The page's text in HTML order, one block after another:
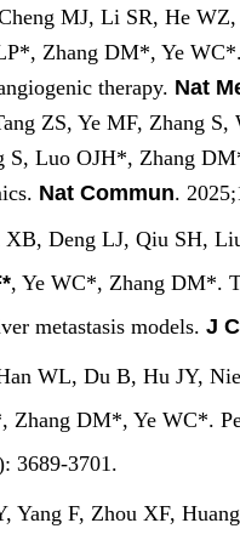
MJ, Li SR, He
Zhang DM*, Ye
therapy. Nat
ZS, Ye MF, Zhang
S, Luo OJH*, Zhang
Nat Commun.
Deng LJ, Qiu SH,
, Ye WC*, Zhang DM*.
metastasis models.J
WL, Du B, Hu JY,
DM*, Ye WC*.
3689-3701.
F, Zhou XF,